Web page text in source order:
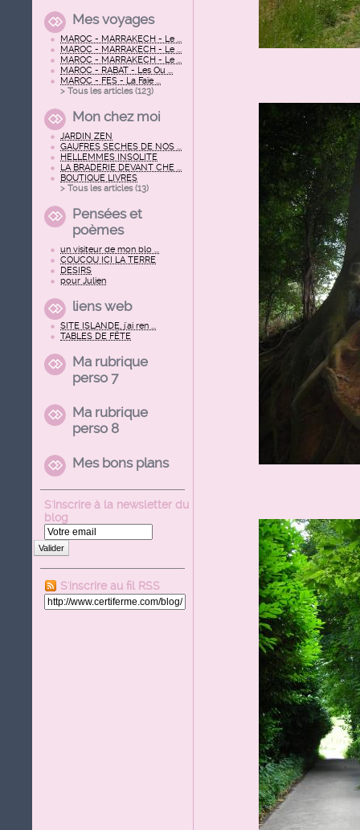
Mes voyages
MAROC - MARRAKECH - Le ...
MAROC - MARRAKECH - Le ...
MAROC - MARRAKECH - Le ...
MAROC - RABAT - Les Ou ...
MAROC - FES - La Faïe ...
> Tous les articles (123)
Mon chez moi
JARDIN ZEN
GAUFRES SECHES DE NOS ...
HELLEMMES INSOLITE
LA BRADERIE DEVANT CHE ...
BOUTIQUE LIVRES
> Tous les articles (13)
Pensées et
poèmes
un visiteur de mon blo ...
COUCOU ICI LA TERRE
DESIRS
pour Julien
liens web
SITE ISLANDE, j'ai ren ...
TABLES DE FÊTE
Ma rubrique
perso 7
Ma rubrique
perso 8
Mes bons plans
S'inscrire à la newsletter du
blog
Valider
S'inscrire au fil RSS